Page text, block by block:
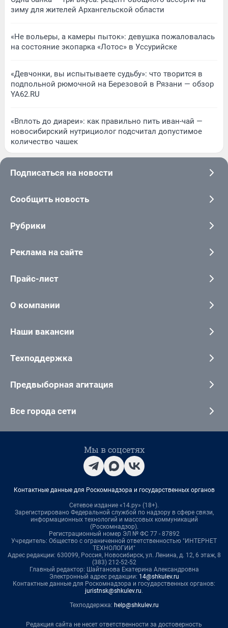
зиму для жителей Архангельской области
«Не вольеры, а камеры пыток»: девушка пожаловалась
на состояние экопарка «Лотос» в Уссурийске
«Девчонки, вы испытываете судьбу»: что творится в
подпольной рюмочной на Березовой в Рязани — обзор
YA62.RU
«Вплоть до диареи»: как правильно пить иван-чай —
новосибирский нутрициолог подсчитал допустимое
количество чашек
Подписаться на новости
Сообщить новость
Рубрики
Реклама на сайте
Прайс-лист
О компании
Наши вакансии
Техподдержка
Предвыборная агитация
Все города сети
Мы в соцсетях
Контактные данные для Роскомнадзора и государственных органов
Сетевое издание «14.ру» (18+).
Зарегистрировано Федеральной службой по надзору в сфере связи,
информационных технологий и массовых коммуникаций
(Роскомнадзор).
Регистрационный номер ЭЛ № ФС 77 - 87892
Учредитель: Общество с ограниченной ответственностью "ИНТЕРНЕТ
ТЕХНОЛОГИИ"
Адрес редакции: 630099, Россия, Новосибирск, ул. Ленина, д. 12, 6 этаж, 8
(383) 212-52-52
Главный редактор: Шайтанова Екатерина Александровна
Электронный адрес редакции: 14@shkulev.ru
Контактные данные для Роскомнадзора и государственных органов:
juristnsk@shkulev.ru.
Техподдержка: help@shkulev.ru
Редакция сайта не несет ответственности за достоверность